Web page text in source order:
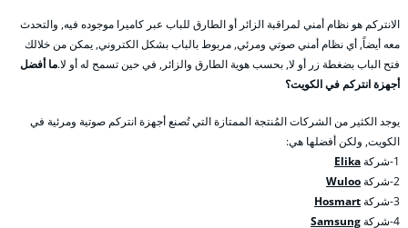
الانتركم هو نظام أمني لمراقبة الزائر أو الطارق للباب عبر كاميرا موجوده فيه, والتحدث
معه أيضاً, أي نظام أمني صوتي ومرئي, مربوط بالباب بشكل الكتروني, يمكن من خلالك
فتح الباب بضغطة زر أو لا, بحسب هوية الطارق والزائر, في حين تسمح له أو لا.ما أفضل
أجهزة انتركم في الكويت؟
يوجد الكثير من الشركات المُنتجة الممتازة التي تُصنع أجهزة انتركم صوتية ومرئية في
الكويت, ولكن أفضلها هي:
1-شركة
Elika
2-شركة
Wuloo
3-شركة
Hosmart
4-شركة
Samsung